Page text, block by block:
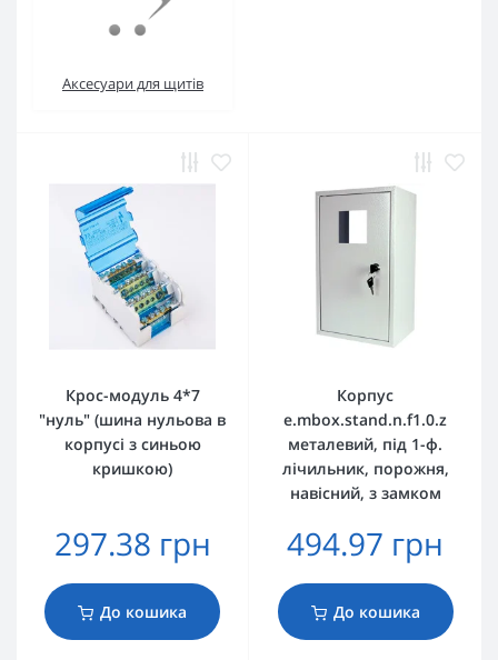
Аксесуари для щитів
Крос-модуль 4*7
"нуль" (шина нульова в
корпусі з синьою
кришкою)
297.38 грн
До кошика
Корпус
e.mbox.stand.n.f1.0.z
металевий, під 1-ф.
лічильник, порожня,
навісний, з замком
494.97 грн
До кошика